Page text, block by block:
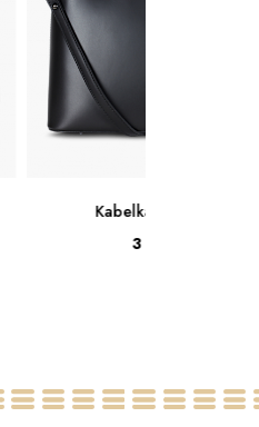
Kabelka pravá kůže
2 999 Kč